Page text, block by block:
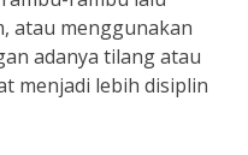
atau menggunakan
adanya tilang atau
menjadi lebih disiplin